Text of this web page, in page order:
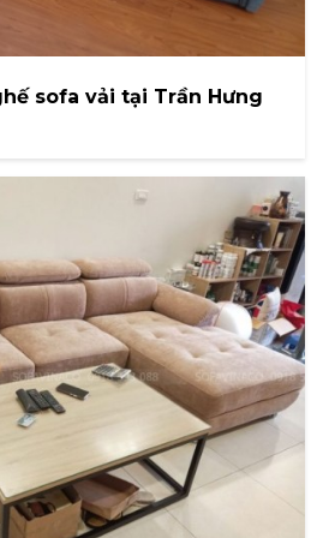
sofa vải tại Trần Hưng